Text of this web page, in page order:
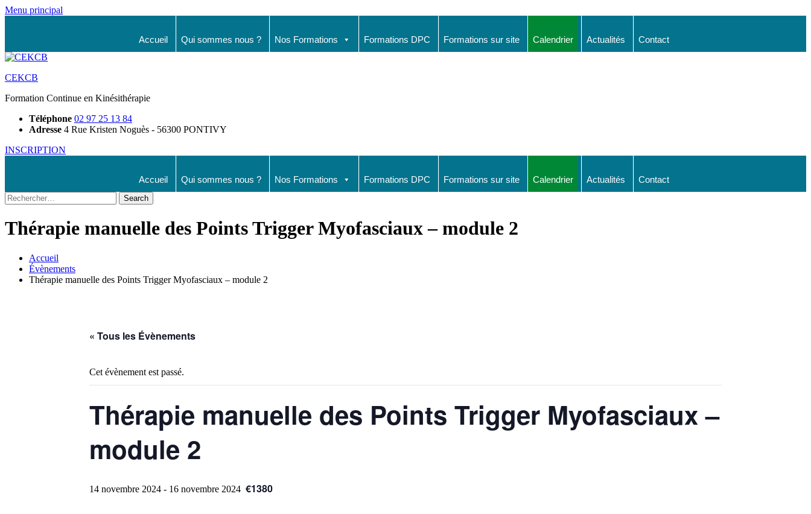
Aller
Menu principal
Accueil Qui sommes nous ? Nos Formations Formations DPC Formations sur site Calendrier Actualités Contact
CEKCB
Formation Continue en Kinésithérapie
Téléphone 02 97 25 13 84
Adresse 4 Rue Kristen Noguès - 56300 PONTIVY
INSCRIPTION
Accueil Qui sommes nous ? Nos Formations Formations DPC Formations sur site Calendrier Actualités
Contact
Rechercher
:
Thérapie manuelle des Points Trigger Myofasciaux – module 2
Accueil
Évènements
Thérapie manuelle des Points Trigger Myofasciaux – module 2
« Tous les Évènements
Cet évènement est passé.
Thérapie manuelle des Points Trigger Myofasciaux –
module 2
14 novembre 2024 - 16 novembre 2024 €1380